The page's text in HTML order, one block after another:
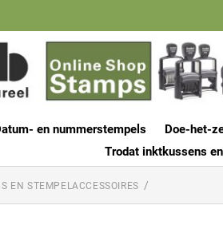
en nummerstempels Doe-het-
Trodat inktkussens
EN STEMPELACCESSOIRES